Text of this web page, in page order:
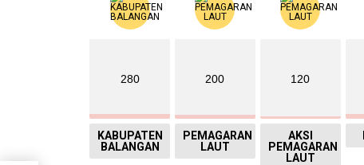
280
KABUPATEN
BALANGAN
200
PEMAGARAN
LAUT
120
AKSI
PEMAGARAN
LAUT